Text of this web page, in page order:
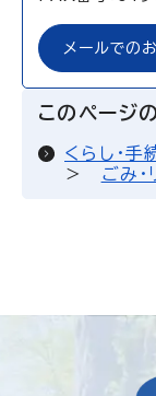
メールでの
このページ
くらし・手
ごみ・